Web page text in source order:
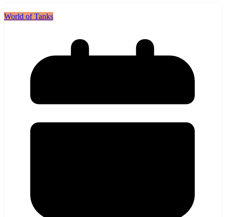
World of Tanks